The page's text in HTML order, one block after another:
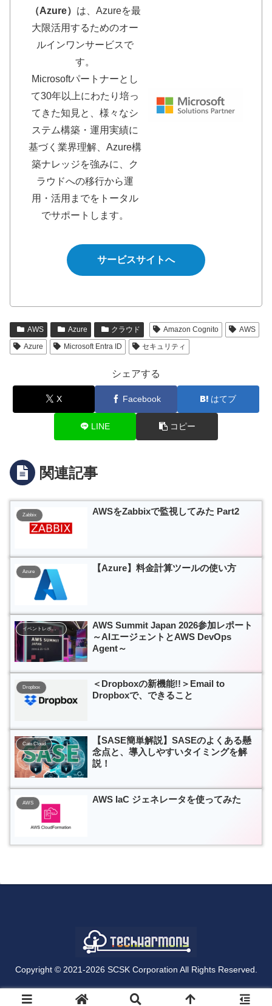
（Azure） は、Azureを最
大限活用するためのオー
ルインワンサービスで
す。
Microsoftパートナーとし
て30年以上にわたり培っ
てきた知見と、様々なシ
ステム構築・運用実績に
基づく業界理解、Azure構
築ナレッジを強みに、ク
ラウドへの移行から運
用・活用までをトータル
でサポートします。
サービスサイトへ
AWS Azure クラウド Amazon Cognito
AWS
Azure
Microsoft Entra ID セキュリティ
シェアする
X Facebook はてブ
LINE コピー
関連記事
Zabbix AWSをZabbixで監視してみた Part2
Azure 【Azure】料金計算ツールの使い方
イベントレポート
AWS Summit Japan 2026参加レポート
～AIエージェントとAWS DevOps
Agent～
Dropbox
＜Dropboxの新機能!!＞Email to
Dropboxで、できること
Cato Cloud
【SASE簡単解説】SASEのよくある懸
念点と、導入しやすいタイミングを解
説！
AWS AWS IaC ジェネレータを使ってみた
Copyright © 2021-2026 SCSK Corporation All Rights Reserved.